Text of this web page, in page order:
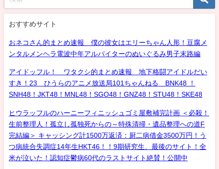
おすすめサイト
おネコさん的まとめ速報 僕の彼女はエリーちゃん人形！豆腐メ
ンタルメンヘラ電波中年アルバイターのぬいぐるみ男子末路編
アイドッフル！ ワタクシ的まとめ速報 地下格闘アイドルだい
すき！23 ひうらのアニメ放送局101ちゃんねる BNK48 ！
SNH48！JKT48！MNL48！SGO48！GNZ48！STU48！SKE48
ヒウラッフルのハーニーフィニッシュゴミ屋敷補完計画 ＜必殺！
生前整理人！孤立し孤独死からの～特殊清掃・遺品整理への道F
完結編＞ キャッシング計1500万返済：厨二病借金3500万円！う
つ病統合失調症14年生HKT46！！9期研究生、最後のサイト！全
米が泣いた！認知症鬱病60代のラストサイト絶賛！公開中